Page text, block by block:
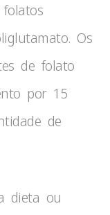
Os
de folato
por 15
de
dieta ou